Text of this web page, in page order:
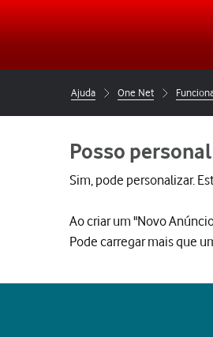
Ajuda One Net
Posso
Sim, pode personalizar.
Ao criar um "Novo
Pode carregar mais que